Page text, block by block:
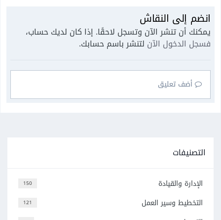
انضم إلى النقاش
يمكنك أن تنشر الآن وتسجل لاحقًا. إذا كان لديك حساب،
فسجل الدخول الآن لتنشر باسم حسابك.
أضف تعليق
التصنيفات
150 الإدارة والقيادة
121 التخطيط وسير العمل